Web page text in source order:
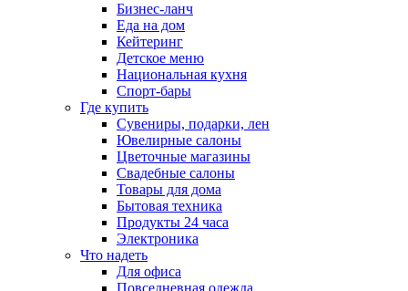
Бизнес-ланч
Еда на дом
Кейтеринг
Детское меню
Национальная кухня
Спорт-бары
Где купить
Сувениры, подарки, лен
Ювелирные салоны
Цветочные магазины
Свадебные салоны
Товары для дома
Бытовая техника
Продукты 24 часа
Электроника
Что надеть
Для офиса
Повседневная одежда